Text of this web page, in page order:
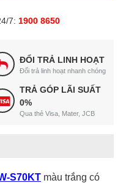
7: 1900 8650
ĐỔI TRẢ LINH HOẠT
Đổi trả linh hoạt nhanh chóng
TRẢ GÓP LÃI SUẤT
0%
Qua thẻ Visa, Mater, JCB
S70KT màu trắng có